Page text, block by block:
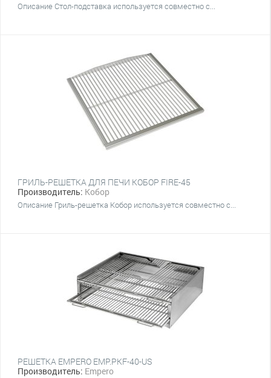
Описание Стол-подставка используется совместно с...
ГРИЛЬ-РЕШЕТКА ДЛЯ ПЕЧИ КОБОР FIRE-45
Производитель: Кобор
Описание Гриль-решетка Кобор используется совместно с...
РЕШЕТКА EMPERO EMP.PKF-40-US
Производитель: Empero